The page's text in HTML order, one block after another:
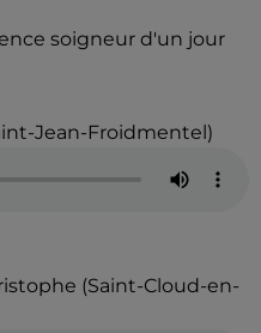
soigneur d'un jour
Jean-Froidmentel)
(Saint-Cloud-en-